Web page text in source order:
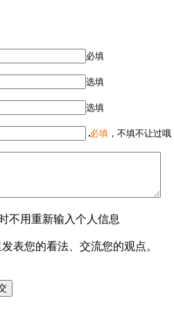
必填
选填
选填
必填 ，不填不让过
不用重新输入个人信息
表您的看法、交流您的观点。